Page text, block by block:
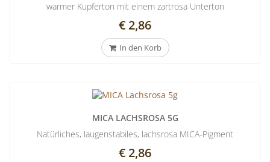
warmer Kupferton mit einem zartrosa Unterton
€ 2,86
In den Korb
MICA LACHSROSA 5G
Natürliches, laugenstabiles, lachsrosa MICA-Pigment
€ 2,86